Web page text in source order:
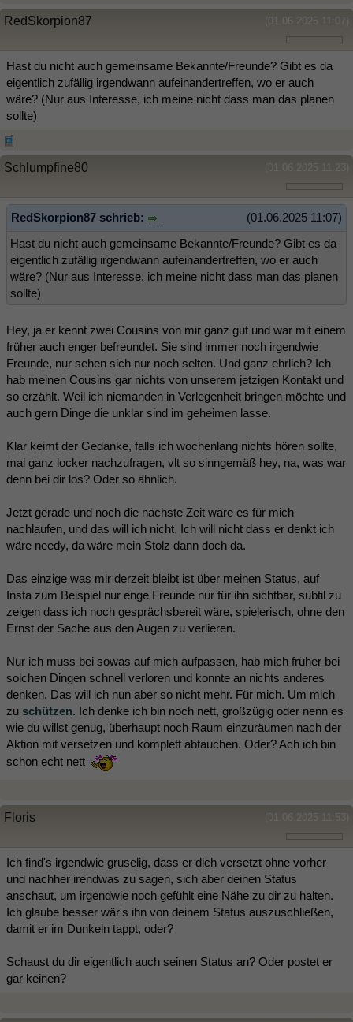
(01.06.2025 11:07)
RedSkorpion87
Hast du nicht auch gemeinsame Bekannte/Freunde? Gibt es da
eigentlich zufällig irgendwann aufeinandertreffen, wo er auch
wäre? (Nur aus Interesse, ich meine nicht dass man das planen
sollte)
(01.06.2025 11:23)
Schlumpfine80
(01.06.2025 11:07)
RedSkorpion87 schrieb:
Hast du nicht auch gemeinsame Bekannte/Freunde? Gibt es da
eigentlich zufällig irgendwann aufeinandertreffen, wo er auch
wäre? (Nur aus Interesse, ich meine nicht dass man das planen
sollte)
Hey, ja er kennt zwei Cousins von mir ganz gut und war mit einem
früher auch enger befreundet. Sie sind immer noch irgendwie
Freunde, nur sehen sich nur noch selten. Und ganz ehrlich? Ich
hab meinen Cousins gar nichts von unserem jetzigen Kontakt und
so erzählt. Weil ich niemanden in Verlegenheit bringen möchte und
auch gern Dinge die unklar sind im geheimen lasse.
Klar keimt der Gedanke, falls ich wochenlang nichts hören sollte,
mal ganz locker nachzufragen, vlt so sinngemäß hey, na, was war
denn bei dir los? Oder so ähnlich.
Jetzt gerade und noch die nächste Zeit wäre es für mich
nachlaufen, und das will ich nicht. Ich will nicht dass er denkt ich
wäre needy, da wäre mein Stolz dann doch da.
Das einzige was mir derzeit bleibt ist über meinen Status, auf
Insta zum Beispiel nur enge Freunde nur für ihn sichtbar, subtil zu
zeigen dass ich noch gesprächsbereit wäre, spielerisch, ohne den
Ernst der Sache aus den Augen zu verlieren.
Nur ich muss bei sowas auf mich aufpassen, hab mich früher bei
solchen Dingen schnell verloren und konnte an nichts anderes
denken. Das will ich nun aber so nicht mehr. Für mich. Um mich
zu schützen. Ich denke ich bin noch nett, großzügig oder nenn es
wie du willst genug, überhaupt noch Raum einzuräumen nach der
Aktion mit versetzen und komplett abtauchen. Oder? Ach ich bin
schon echt nett
(01.06.2025 11:53)
Floris
Ich find's irgendwie gruselig, dass er dich versetzt ohne vorher
und nachher irendwas zu sagen, sich aber deinen Status
anschaut, um irgendwie noch gefühlt eine Nähe zu dir zu halten.
Ich glaube besser wär's ihn von deinem Status auszuschließen,
damit er im Dunkeln tappt, oder?
Schaust du dir eigentlich auch seinen Status an? Oder postet er
gar keinen?